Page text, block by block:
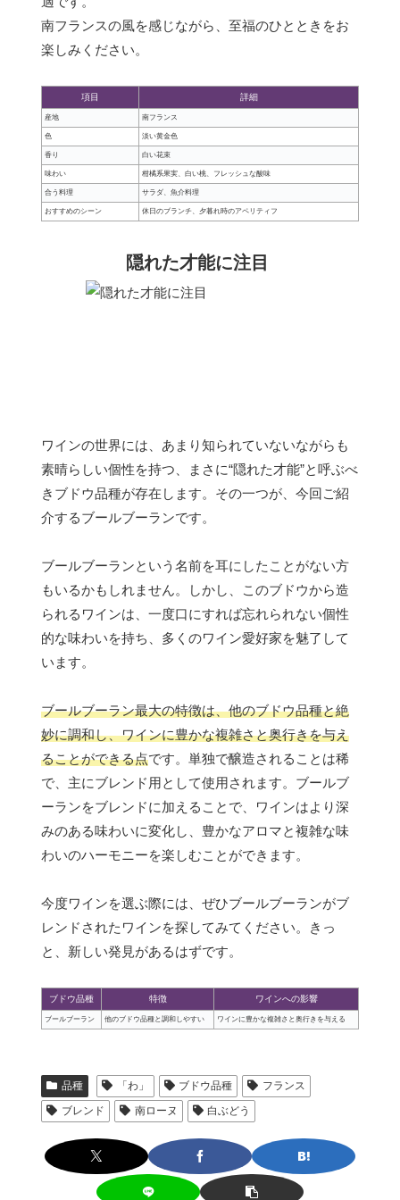
南フランスの風を感じながら、至福のひとときをお
楽しみください。
項目 詳細
産地 南フランス
色 淡い黄金色
香り 白い花束
味わい 柑橘系果実、白い桃、フレッシュな酸味
合う料理 サラダ、魚介料理
おすすめのシーン 休日のブランチ、夕暮れ時のアペリティフ
隠れた才能に注目
ワインの世界には、あまり知られていないながらも
素晴らしい個性を持つ、まさに“隠れた才能”と呼ぶべ
きブドウ品種が存在します。その一つが、今回ご紹
介するブールブーランです。
ブールブーランという名前を耳にしたことがない方
もいるかもしれません。しかし、このブドウから造
られるワインは、一度口にすれば忘れられない個性
的な味わいを持ち、多くのワイン愛好家を魅了して
います。
ブールブーラン最大の特徴は、他のブドウ品種と絶
妙に調和し、ワインに豊かな複雑さと奥行きを与え
ることができる点です。単独で醸造されることは稀
で、主にブレンド用として使用されます。ブールブ
ーランをブレンドに加えることで、ワインはより深
みのある味わいに変化し、豊かなアロマと複雑な味
わいのハーモニーを楽しむことができます。
今度ワインを選ぶ際には、ぜひブールブーランがブ
レンドされたワインを探してみてください。きっ
と、新しい発見があるはずです。
ブドウ品種 特徴 ワインへの影響
ブールブーラン 他のブドウ品種と調和しやすい ワインに豊かな複雑さと奥行きを与える
品種 「わ」 ブドウ品種
フランス
ブレンド
南ローヌ 白ぶどう